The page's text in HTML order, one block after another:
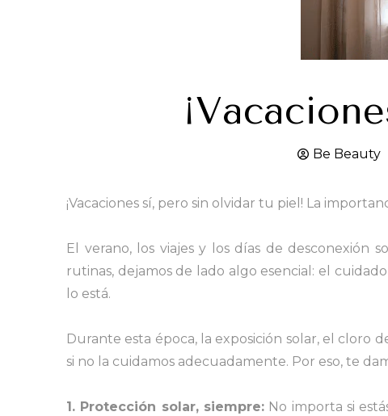
Be Beauty
¡Vacaciones sí, pero sin olvidar tu piel! La
El verano, los viajes y los días de desconexión
rutinas, dejamos de lado algo esencial: el
lo está.
Durante esta época, la exposición solar, el cloro
si no la cuidamos adecuadamente. Por eso, te
1. Protección solar, siempre: No importa si